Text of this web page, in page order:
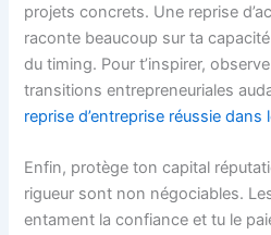
projets concrets. Une reprise
raconte beaucoup sur ta
du timing. Pour t’inspirer,
transitions entrepreneuriales
reprise d’entreprise réussie dans
Enfin, protège ton capital
rigueur sont non négociables.
entament la confiance et tu le